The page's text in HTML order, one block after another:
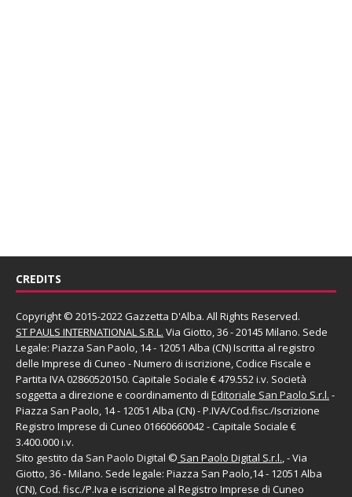
CREDITS
Copyright © 2015-2022 Gazzetta D'Alba. All Rights Reserved.
ST PAULS INTERNATIONAL S.R.L. Via Giotto, 36 - 20145 Milano. Sede
Legale: Piazza San Paolo, 14 - 12051 Alba (CN) Iscritta al registro
delle Imprese di Cuneo - Numero di iscrizione, Codice Fiscale e
Partita IVA 02860520150. Capitale Sociale € 479.552 i.v. Società
soggetta a direzione e coordinamento di Editoriale San Paolo S.r.l. -
Piazza San Paolo, 14 - 12051 Alba (CN) - P.IVA/Cod.fisc./Iscrizione
Registro Imprese di Cuneo 01660660042 - Capitale Sociale €
3.400.000 i.v.
Sito gestito da San Paolo Digital © San Paolo Digital S.r.l., - Via
Giotto, 36 - Milano. Sede legale: Piazza San Paolo,14 - 12051 Alba
(CN), Cod. fisc./P.Iva e iscrizione al Registro Imprese di Cuneo